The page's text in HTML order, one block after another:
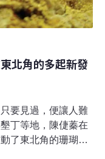
北角的多起新發
要見過，便讓人難
丁等地，陳倢蓁在
了東北角的珊瑚研